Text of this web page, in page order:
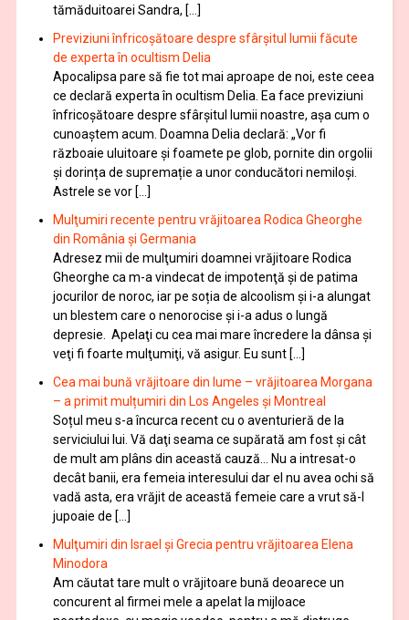
tămăduitoarei Sandra, […]
Previziuni înfricoșătoare despre sfârșitul lumii făcute
de experta în ocultism Delia
Apocalipsa pare să fie tot mai aproape de noi, este ceea
ce declară experta în ocultism Delia. Ea face previziuni
înfricoșătoare despre sfârșitul lumii noastre, așa cum o
cunoaștem acum. Doamna Delia declară: „Vor fi
războaie uluitoare și foamete pe glob, pornite din orgolii
și dorința de supremație a unor conducători nemiloși.
Astrele se vor […]
Mulţumiri recente pentru vrăjitoarea Rodica Gheorghe
din România și Germania
Adresez mii de mulţumiri doamnei vrăjitoare Rodica
Gheorghe ca m-a vindecat de impotenţă şi de patima
jocurilor de noroc, iar pe soția de alcoolism și i-a alungat
un blestem care o nenorocise și i-a adus o lungă
depresie. Apelaţi cu cea mai mare încredere la dânsa şi
veţi fi foarte mulţumiţi, vă asigur. Eu sunt […]
Cea mai bună vrăjitoare din lume – vrăjitoarea Morgana
– a primit mulțumiri din Los Angeles și Montreal
Soțul meu s-a încurca recent cu o aventurieră de la
serviciului lui. Vă daţi seama ce supărată am fost şi cât
de mult am plâns din această cauză… Nu a intresat-o
decât banii, era femeia interesului dar el nu avea ochi să
vadă asta, era vrăjit de această femeie care a vrut să-l
jupoaie de […]
Mulţumiri din Israel și Grecia pentru vrăjitoarea Elena
Minodora
Am căutat tare mult o vrăjitoare bună deoarece un
concurent al firmei mele a apelat la mijloace